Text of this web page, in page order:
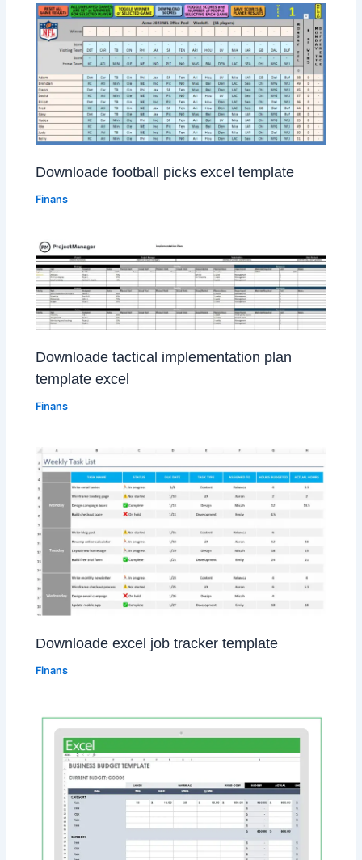
Downloade football picks excel template
Finans
Downloade tactical implementation plan
template excel
Finans
Downloade excel job tracker template
Finans